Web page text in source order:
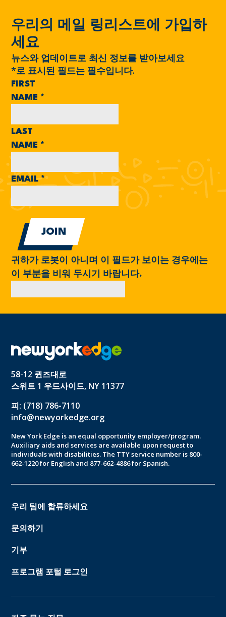
우리의 메일 링리스트에 가입하
세요
뉴스와 업데이트로 최신 정보를 받아보세요
*로 표시된 필드는 필수입니다.
FIRST
NAME *
LAST
NAME *
EMAIL*
귀하가 로봇이 아니며 이 필드가 보이는 경우에는
이 부분을 비워 두시기 바랍니다.
58-12 퀸즈대로
스위트 1 우드사이드, NY 11377
피: (718) 786-7110
info@newyorkedge.org
New York Edge is an equal opportunity employer/program.
Auxiliary aids and services are available upon request to
individuals with disabilities. The TTY service number is 800-
662-1220 for English and 877-662-4886 for Spanish.
우리 팀에 합류하세요
문의하기
기부
프로그램 포털 로그인